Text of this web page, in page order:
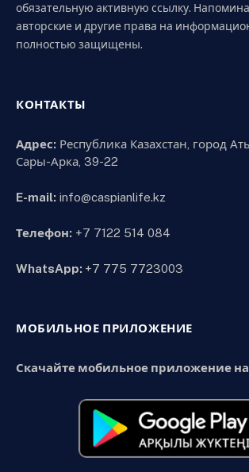
обязательную активную ссылку.
авторские и другие права на
полностью защищены.
КОНТАКТЫ
Адрес: Республика Казахстан, город
Сары-Арка, 39-22
E-mail: info@caspianlife.kz
Телефон: +7 7122 514 084
WhatsApp: +7 775 7723003
МОБИЛЬНОЕ ПРИЛОЖЕНИЕ
Скачайте мобильное приложение